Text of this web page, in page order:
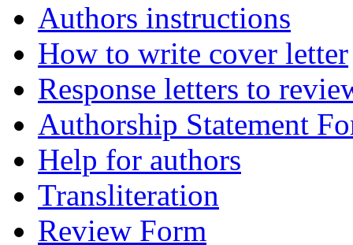
Authors instructions
How to write cover letter
Response letters to
Authorship Statement
Help for authors
Transliteration
Review Form